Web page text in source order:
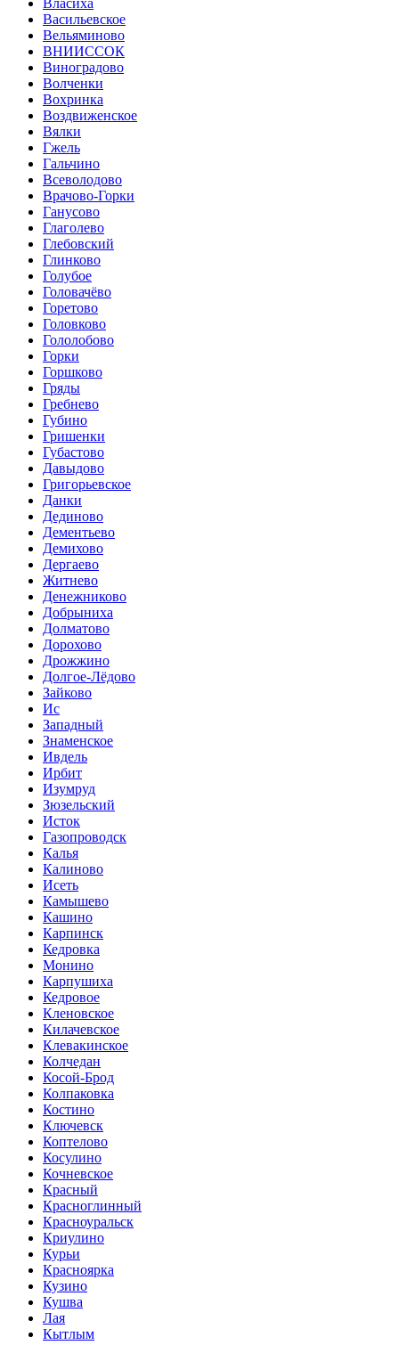
Васильевское
Вельяминово
ВНИИССОК
Виноградово
Волченки
Вохринка
Воздвиженское
Вялки
Гжель
Гальчино
Всеволодово
Врачово-Горки
Ганусово
Глаголево
Глебовский
Глинково
Голубое
Головачёво
Горетово
Головково
Гололобово
Горки
Горшково
Гряды
Гребнево
Губино
Гришенки
Губастово
Давыдово
Григорьевское
Данки
Дединово
Дементьево
Демихово
Дергаево
Житнево
Денежниково
Добрыниха
Долматово
Дорохово
Дрожжино
Долгое-Лёдово
Зайково
Ис
Западный
Знаменское
Ивдель
Ирбит
Изумруд
Зюзельский
Исток
Газопроводск
Калья
Калиново
Исеть
Камышево
Кашино
Карпинск
Кедровка
Монино
Карпушиха
Кедровое
Кленовское
Килачевское
Клевакинское
Колчедан
Косой-Брод
Колпаковка
Костино
Ключевск
Коптелово
Косулино
Кочневское
Красный
Красноглинный
Красноуральск
Криулино
Курьи
Красноярка
Кузино
Кушва
Лая
Кытлым